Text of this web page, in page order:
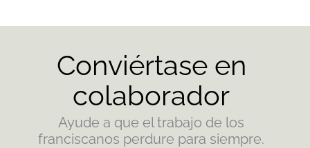
Conviértase en
colaborador
Ayude a que el trabajo de los
franciscanos perdure para siempre.